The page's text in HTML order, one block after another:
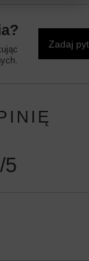
Zadaj
5